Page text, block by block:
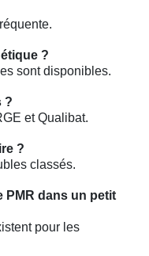
?
sont disponibles.
?
et Qualibat.
?
classés.
PMR dans un petit
pour les